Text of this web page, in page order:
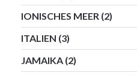
IONISCHES MEER (2)
ITALIEN (3)
JAMAIKA (2)